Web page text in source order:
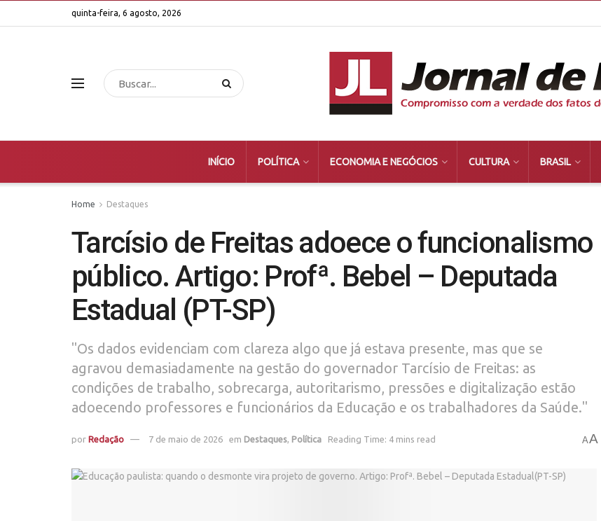
quinta-feira, 6 agosto, 2026
INÍCIO POLÍTICA ECONOMIA E NEGÓCIOS CULTURA BRASIL
Home Destaques
Tarcísio de Freitas adoece o funcionalismo
público. Artigo: Profª. Bebel – Deputada
Estadual (PT-SP)
"Os dados evidenciam com clareza algo que já estava presente, mas que se
agravou demasiadamente na gestão do governador Tarcísio de Freitas: as
condições de trabalho, sobrecarga, autoritarismo, pressões e digitalização estão
adoecendo professores e funcionários da Educação e os trabalhadores da Saúde."
por Redação 7 de maio de 2026 em Destaques, Política Reading Time: 4 mins read AA